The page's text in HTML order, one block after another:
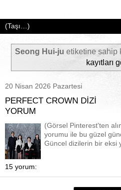
Seong Hui-ju etiketine sahip
kayıtları
20 Nisan 2026 Pazartesi
PERFECT CROWN DİZİ
YORUM
(Görsel Pinterest'ten
yorumu ile bu güzel
Güncel dizilerin bir eksi
15 yorum: